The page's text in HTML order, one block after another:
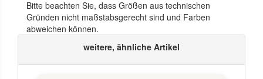
Bitte beachten Sie, dass Größen aus technischen
Gründen nicht maßstabsgerecht sind und Farben
abweichen können.
weitere, ähnliche Artikel